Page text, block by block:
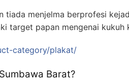
tiada menjelma berprofesi
target papan mengenai kukuh
category/plakat/
Barat?